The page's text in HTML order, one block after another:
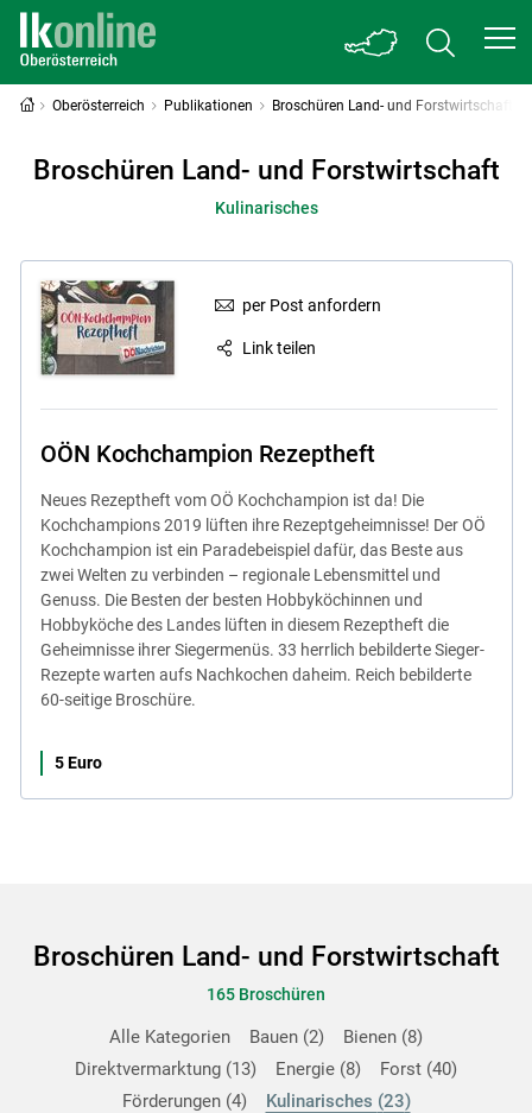
Oberösterreich Publikationen Broschüren Land- und Forstwirtschaft
Broschüren Land- und Forstwirtschaft
Kulinarisches
per Post anfordern
Link teilen
OÖN Kochchampion Rezeptheft
Neues Rezeptheft vom OÖ Kochchampion ist da! Die
Kochchampions 2019 lüften ihre Rezeptgeheimnisse! Der OÖ
Kochchampion ist ein Paradebeispiel dafür, das Beste aus
zwei Welten zu verbinden – regionale Lebensmittel und
Genuss. Die Besten der besten Hobbyköchinnen und
Hobbyköche des Landes lüften in diesem Rezeptheft die
Geheimnisse ihrer Siegermenüs. 33 herrlich bebilderte Sieger-
Rezepte warten aufs Nachkochen daheim. Reich bebilderte
60-seitige Broschüre.
5 Euro
Broschüren Land- und Forstwirtschaft
165 Broschüren
Alle Kategorien Bauen 2 Bienen 8
Direktvermarktung 13 Energie 8 Forst 40
Förderungen 4 Kulinarisches 23